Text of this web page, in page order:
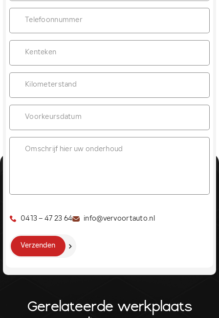
0413 – 47 23 64 info@vervoortauto.nl
Verzenden
Gerelateerde werkplaats